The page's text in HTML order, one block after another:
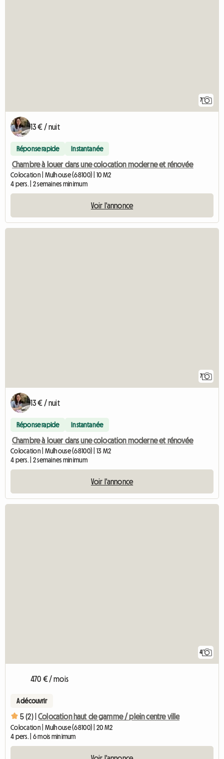
7
13 € / nuit
Réponse rapide Instantanée
Chambre à louer dans une colocation moderne et rénovée
Colocation | Mulhouse (68100) | 10 M2
4 pers. | 2 semaines minimum
Voir l'annonce
7
13 € / nuit
Réponse rapide Instantanée
Chambre à louer dans une colocation moderne et rénovée
Colocation | Mulhouse (68100) | 13 M2
4 pers. | 2 semaines minimum
Voir l'annonce
4
470 € / mois
A découvrir
5 (2) | Colocation haut de gamme / plein centre ville
Colocation | Mulhouse (68100) | 20 M2
4 pers. | 6 mois minimum